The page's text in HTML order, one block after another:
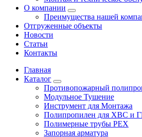
О компании
Преимущества нашей
Отгруженные объекты
Новости
Статьи
Контакты
Главная
Каталог
Противопожарный
Модульное Тушение
Инструмент для Монтажа
Полипропилен для ХВС и
Полимерные трубы PEX
Запорная арматура